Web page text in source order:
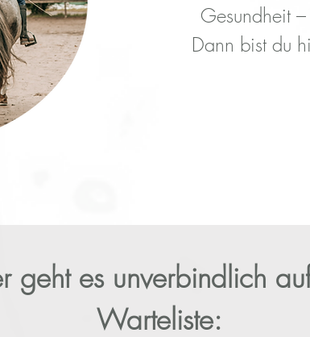
Gesundheit
Dann bist du
geht es unverbindlich
Warteliste: